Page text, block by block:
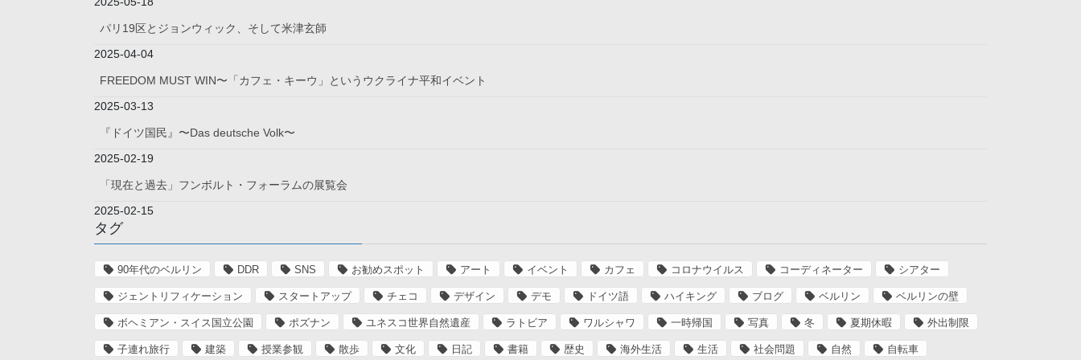
パリ19区とジョンウィック、そして米津玄師
2025-04-04
FREEDOM MUST WIN〜「カフェ・キーウ」というウクライナ平和イベント
2025-03-13
『ドイツ国民』〜Das deutsche Volk〜
2025-02-19
「現在と過去」フンボルト・フォーラムの展覧会
2025-02-15
タグ
90年代のベルリン DDR SNS お勧めスポット アート イベント カフェ コロナウイルス コーディネーター シアター
ジェントリフィケーション スタートアップ チェコ デザイン デモ ドイツ語 ハイキング ブログ ベルリン ベルリンの壁
ボヘミアン・スイス国立公園 ポズナン ユネスコ世界自然遺産 ラトビア ワルシャワ 一時帰国 写真 冬 夏期休暇 外出制限
子連れ旅行 建築 授業参観 散歩 文化 日記 書籍 歴史 海外生活 生活 社会問題 自然 自転車